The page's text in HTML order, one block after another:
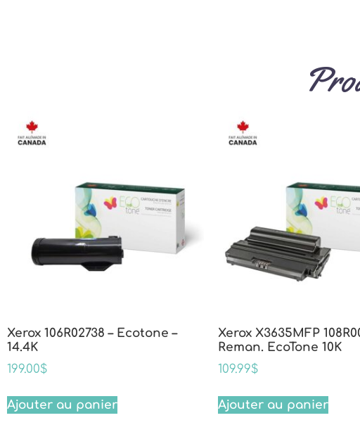
Xerox 106R02738 – Ecotone –
14.4K
199.00$
Ajouter au panier
Xerox X3635MFP
Reman. EcoTone 10K
109.99$
Ajouter au panier